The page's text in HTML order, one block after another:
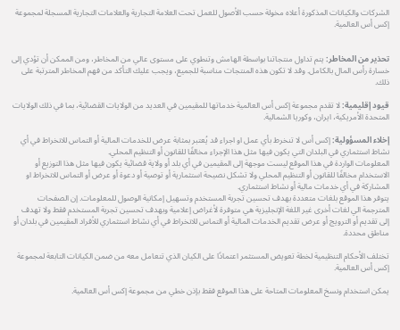
الشركات والكيانات المذكورة أعلاه مخولة حسب الأصول للعمل تحت العلامة التجارية والعلامات التجارية المسجلة لمجموعة
إكس أس العالمية.
تحذير من المخاطر:يتم تداول منتجاتنا بواسطة الهامش وتنطوي على مستوى عالي من المخاطر، ومن الممكن أن تؤدي إلى
خسارة رأس المال بالكامل. وقد لا تكون هذه المنتجات مناسبة للجميع، ويجب عليك التأكد من فهم المخاطر المترتبة على
ذلك.
قيود إقليمية:لا تقدم مجموعة إكس أس العالمية خدماتها للمقيمين في العديد من الولايات القضائية، بما في ذلك الولايات
المتحدة الأمريكية، ايران، وكوريا الشمالية.
إخلاء المسؤولية:إكس أس لا تنخرط بأي عمل او اجراء قد يُعتبر بمثابة عرض للخدمات المالية أو التماس للانخراط في أي
نشاط استثماري في البلدان التي يكون فيها مثل هذا الإجراء مخالفًا للقانون أو التنظيم المحلي.
المعلومات الواردة في هذا الموقع ليست موجهة إلى المقيمين في أي بلد أو ولاية قضائية يكون فيها مثل هذا التوزيع أو
الاستخدام مخالفًا للقانون أو التنظيم المحلي ولا تشكل نصيحة استثمارية أو توصية أو دعوة أو عرض أو التماس للانخراط او
المشاركة في أي خدمات مالية أو نشاط استثماري.
يتوفر هذا الموقع بلغات متعددة بهدف تحسين تجربة المستخدم وتسهيل إمكانية الوصول للمعلومات. إن الصفحات
المترجمة الي لغات أخرى غير اللغة الإنجليزية هي متوفرة لأغراض إعلامية وبهدف تحسين تجربة المستخدم فقط ولا تهدف
إلى تقديم أو الترويج أو عرض تقديم الخدمات المالية أو التماس للانخراط في أي نشاط استثماري للأفراد المقيمين في بلدان أو
مناطق محددة.
تختلف الأحكام التنظيمية لخطة تعويض المستثمر اعتمادًا على الكيان الذي تتعامل معه من ضمن الكيانات التابعة لمجموعة
إكس أس العالمية.
يمكن استخدام ونسخ المعلومات المتاحة على هذا الموقع فقط بإذن خطي من مجموعة إكس أس العالمية.